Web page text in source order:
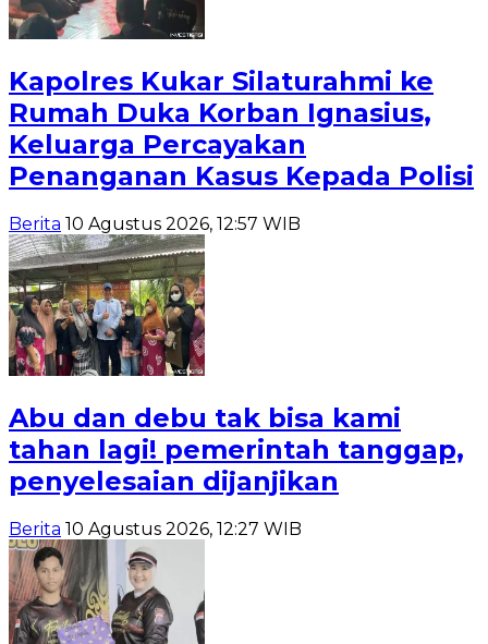
Kapolres Kukar Silaturahmi ke
Rumah Duka Korban Ignasius,
Keluarga Percayakan
Penanganan Kasus Kepada Polisi
Berita 10 Agustus 2026, 12:57 WIB
Abu dan debu tak bisa kami
tahan lagi! pemerintah tanggap,
penyelesaian dijanjikan
Berita 10 Agustus 2026, 12:27 WIB